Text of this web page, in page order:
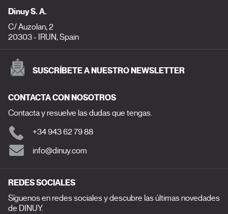
Dinuy S. A.
C/ Auzolan, 2
20303 - IRUN, Spain
SUSCRÍBETE A NUESTRO NEWSLETTER
CONTACTA CON NOSOTROS
Contacta y resuelve las dudas que tengas.
+34 943 62 79 88
info@dinuy.com
REDES SOCIALES
Síguenos en redes sociales y descubre las últimas novedades
de DINUY.